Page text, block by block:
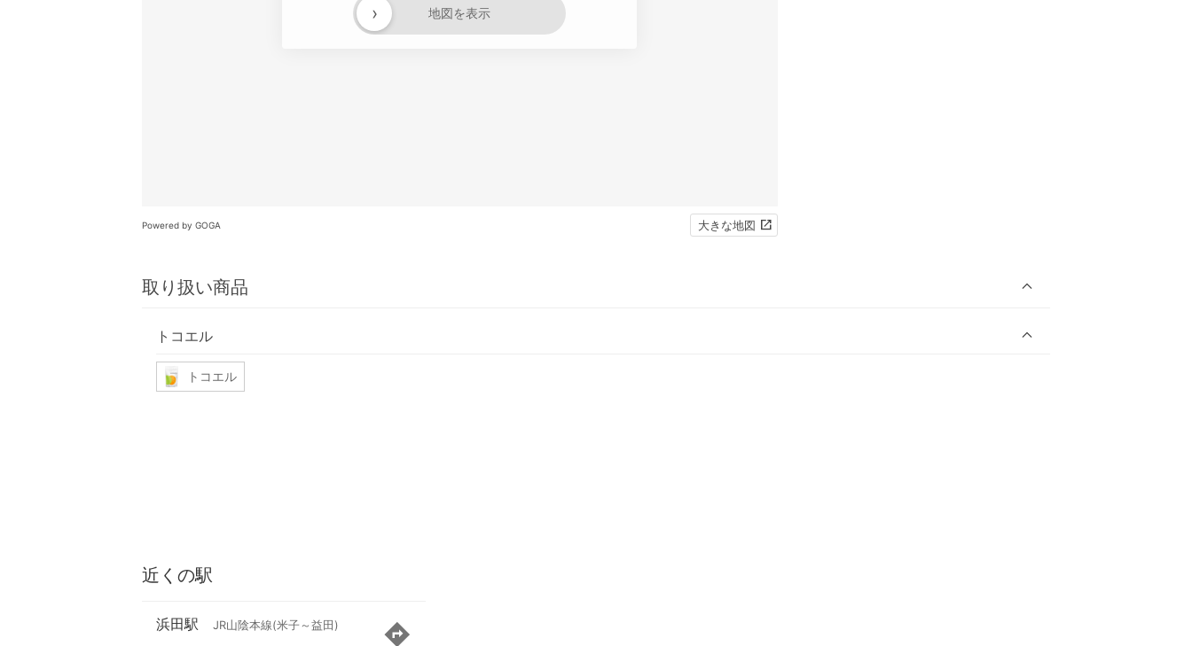
地図を表示
›
Powered by GOGA 大きな地図
取り扱い商品
トコエル
トコエル
近くの駅
浜田駅 JR山陰本線(米子～益田)